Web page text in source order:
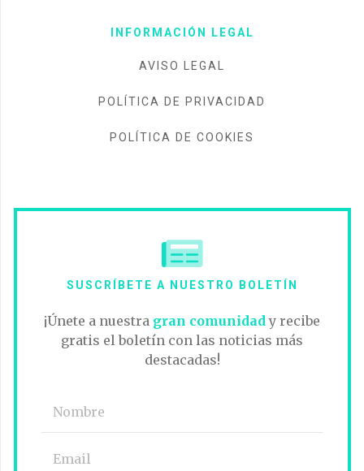
INFORMACIÓN LEGAL
AVISO LEGAL
POLÍTICA DE PRIVACIDAD
POLÍTICA DE COOKIES
SUSCRÍBETE A NUESTRO BOLETÍN
¡Únete a nuestra gran comunidady recibe
gratis el boletín con las noticias más
destacadas!